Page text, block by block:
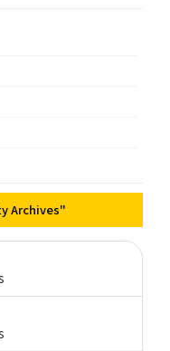
Archives"